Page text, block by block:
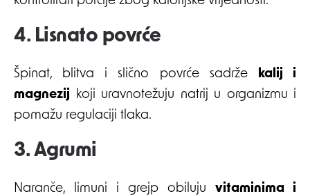
4. Lisnato povrće
Špinat, blitva i slično povrće sadrže kalij i
magnezij koji uravnotežuju natrij u organizmu i
pomažu regulaciji tlaka.
3. Agrumi
Naranče, limuni i grejp obiluju vitaminima i